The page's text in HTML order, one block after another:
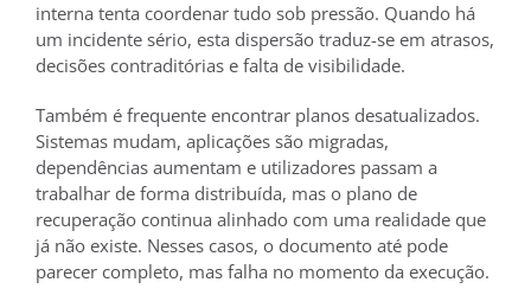
interna tenta coordenar tudo sob pressão. Quando há
um incidente sério, esta dispersão traduz-se em atrasos,
decisões contraditórias e falta de visibilidade.
Também é frequente encontrar planos desatualizados.
Sistemas mudam, aplicações são migradas,
dependências aumentam e utilizadores passam a
trabalhar de forma distribuída, mas o plano de
recuperação continua alinhado com uma realidade que
já não existe. Nesses casos, o documento até pode
parecer completo, mas falha no momento da execução.